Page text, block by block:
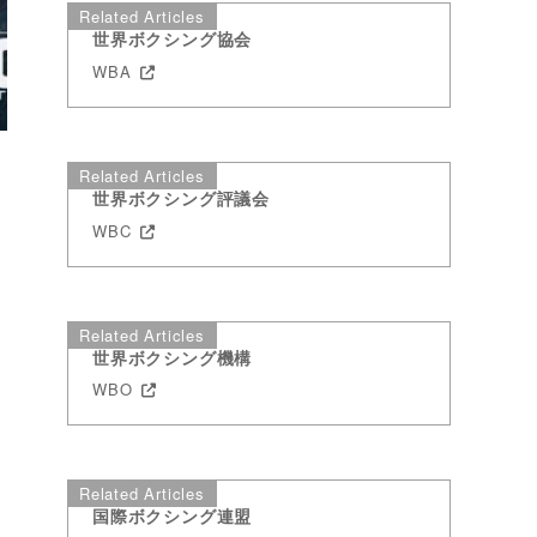
Related Articles
世界ボクシング協会
WBA
Related Articles
世界ボクシング評議会
WBC
Related Articles
世界ボクシング機構
WBO
Related Articles
国際ボクシング連盟